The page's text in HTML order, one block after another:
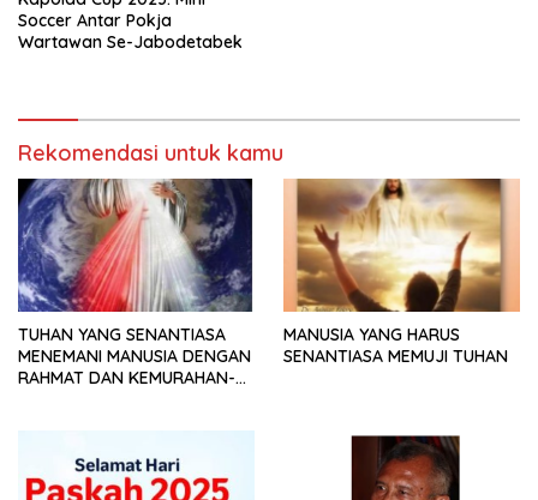
Soccer Antar Pokja
Wartawan Se-Jabodetabek
Rekomendasi untuk kamu
TUHAN YANG SENANTIASA
MENEMANI MANUSIA DENGAN
RAHMAT DAN KEMURAHAN-
MANUSIA YANG HARUS
SENANTIASA MEMUJI TUHAN